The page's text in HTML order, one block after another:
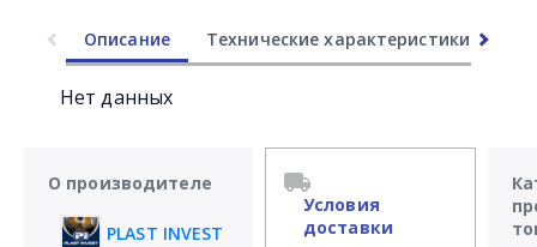
Описание Технические характеристики
Нет данных
О производителе
PLAST INVEST
Условия
доставки